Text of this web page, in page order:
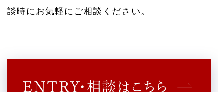
談時にお気軽にご相談ください。